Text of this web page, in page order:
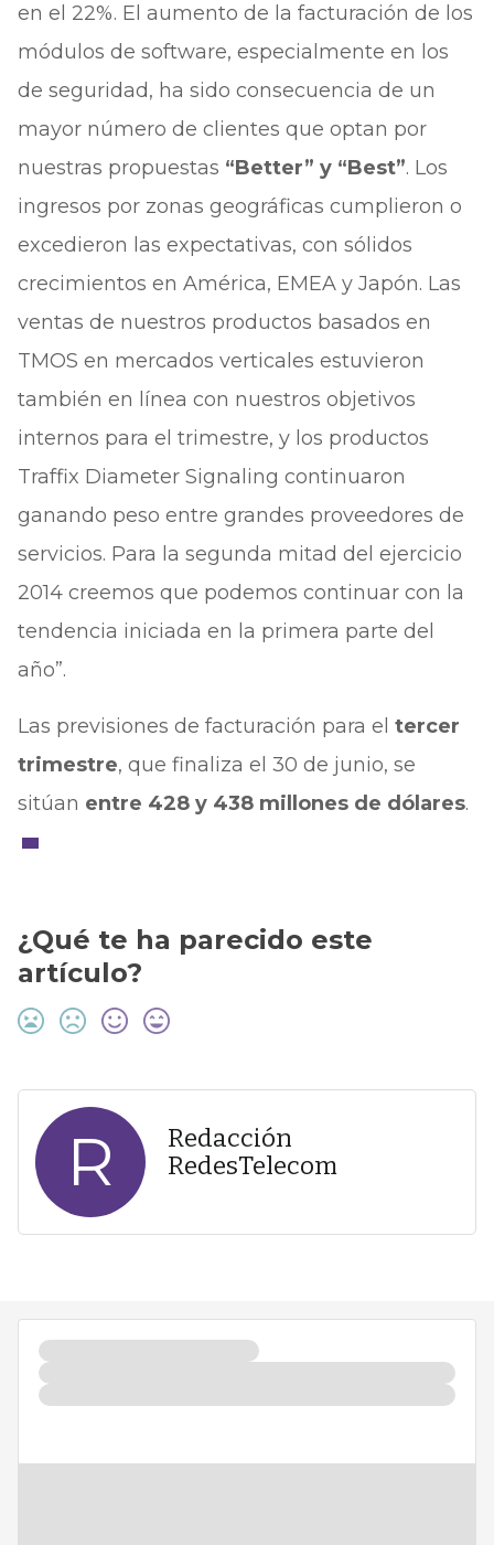
en el 22%. El aumento de la facturación de los
módulos de software, especialmente en los
de seguridad, ha sido consecuencia de un
mayor número de clientes que optan por
nuestras propuestas “Better” y “Best”. Los
ingresos por zonas geográficas cumplieron o
excedieron las expectativas, con sólidos
crecimientos en América, EMEA y Japón. Las
ventas de nuestros productos basados en
TMOS en mercados verticales estuvieron
también en línea con nuestros objetivos
internos para el trimestre, y los productos
Traffix Diameter Signaling continuaron
ganando peso entre grandes proveedores de
servicios. Para la segunda mitad del ejercicio
2014 creemos que podemos continuar con la
tendencia iniciada en la primera parte del
año”.
Las previsiones de facturación para el tercer
trimestre, que finaliza el 30 de junio, se
sitúan entre 428 y 438 millones de dólares.
¿Qué te ha parecido este
artículo?
R
Redacción
RedesTelecom